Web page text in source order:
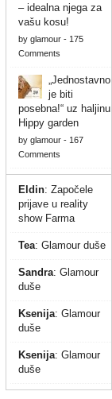
– idealna njega za
vašu kosu!
by glamour- 175
Comments
„Jednostavno
je biti
posebna!“ uz haljinu
Hippy garden
by glamour- 167
Comments
Eldin: Započele
prijave u reality
show Farma
Tea: Glamour duše
Sandra: Glamour
duše
Ksenija: Glamour
duše
Ksenija: Glamour
duše